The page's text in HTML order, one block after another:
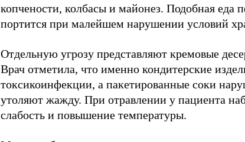
копчености, колбасы и майонез. Подобная еда
портится при малейшем нарушении условий
Отдельную угрозу представляют кремовые
Врач отметила, что именно кондитерские
токсикоинфекции, а пакетированные соки
утоляют жажду. При отравлении у пациента
слабость и повышение температуры.